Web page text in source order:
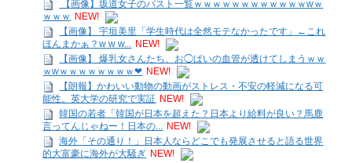
【画像】坂道女子のバスト一覧ｗｗｗｗｗｗｗｗｗｗｗｗwｗ
ｗｗｗ
NEW!
【画像】 宇垣美里「学生時代は全然モテなかったです」←これ
ほんまかぁ？w w w... NEW!
【画像】 爆乳女さんたち、お◯ぱいの血管が透けてしまうｗｗ
ｗwｗｗｗｗｗｗｗｗ❤ NEW!
【朗報】かわいい動物の動画がストレス・不安の軽減になる可
能性。英大学の研究で実証 NEW!
韓国の若者「韓国が日本を超えた？日本より給料が良い？馬鹿
言ってんじゃねー！日本の... NEW!
海外「その通り！」日本人ならどこでも発展させると語る世界
的大富豪に海外が大騒ぎ NEW!